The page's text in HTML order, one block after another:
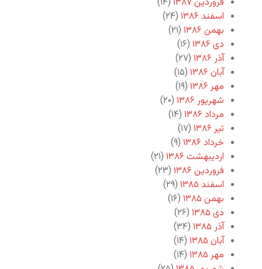
اسفند ۱۳۸۶
(۲۴)
بهمن ۱۳۸۶
(۲۱)
دی ۱۳۸۶
(۱۶)
آذر ۱۳۸۶
(۲۷)
آبان ۱۳۸۶
(۱۵)
مهر ۱۳۸۶
(۱۹)
شهریور ۱۳۸۶
(۲۰)
مرداد ۱۳۸۶
(۱۴)
تیر ۱۳۸۶
(۱۷)
خرداد ۱۳۸۶
(۹)
اردیبهشت ۱۳۸۶
(۲۱)
فروردین ۱۳۸۶
(۲۳)
اسفند ۱۳۸۵
(۲۹)
بهمن ۱۳۸۵
(۱۶)
دی ۱۳۸۵
(۲۶)
آذر ۱۳۸۵
(۳۴)
آبان ۱۳۸۵
(۱۴)
مهر ۱۳۸۵
(۱۴)